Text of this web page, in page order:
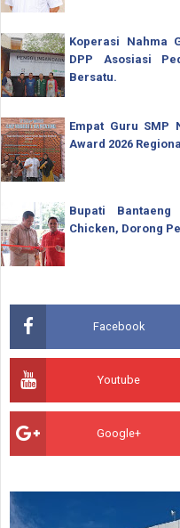
Koperasi Nahma
DPP Asosiasi
Bersatu.
Empat Guru SMP
Award 2026
Bupati
Chicken, Dorong
Facebook
Youtube
Google+